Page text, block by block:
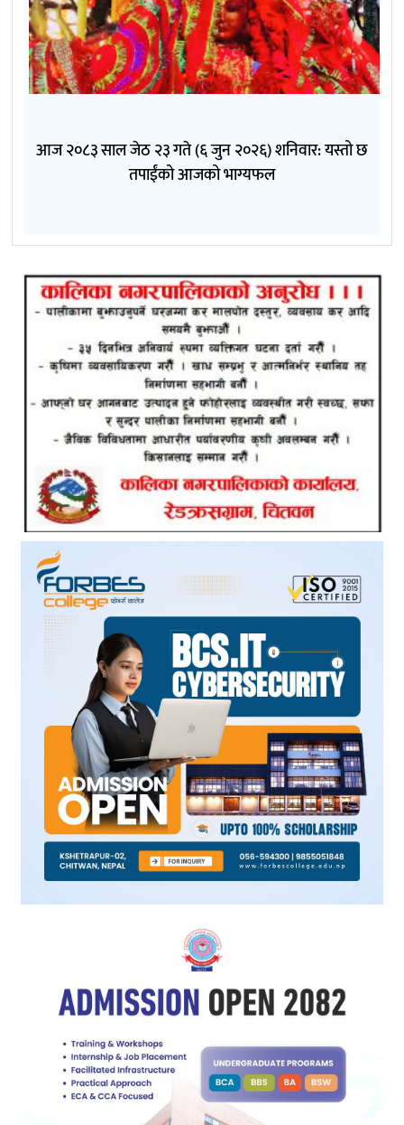
आज २०८३ साल जेठ २३ गते (६ जुन २०२६) शनिवार: यस्तो छ
तपाईंको आजको भाग्यफल